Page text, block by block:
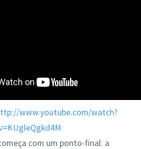
www.youtube.com/watch?
com um ponto-final: a